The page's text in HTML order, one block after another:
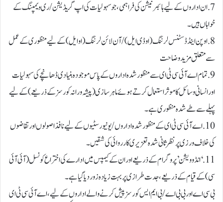
7. ان اداروں کے لیے ہائبرنیشن کی فراہمی، جو سہولیات کی اپ گریڈیشن/ ری ویمپنگ کے
خواہاں ہیں۔
8. اوپن اینڈ ڈسٹنس لرننگ (او ڈی ایل)/آن لائن لرننگ (او ایل) کے لیے منظوری کے عمل
سے متعلق مزید وضاحت
9. تمام اے آئی سی ٹی ای سے منظور شدہ اداروں کے پاس موجودہ بنیادی ڈھانچے کی سہولیات
اور انسانی وسائل کا موثر استعمال کرتے ہوئے ماہر سازی (پیشہ ورانہ کورسز کے ذریعے) کے لیے
پہلے سے طے شدہ منظوری ہے۔
10. اے آئی سی ٹی ای کے منظور شدہ اداروں/یونیورسٹیوں کے لیے نافذ اصولوں اور تقاضوں
کی خلاف ورزی پر نظر ثانی شدہ تعزیری کارروائی کی شقیں۔
11. ‘انڈوویشن’ پروگرام کے ذریعے اور ان کے کیمپس میں ادارے کی اختراع کونسل (آئی آئی
سی) کے قیام کے ذریعے، جدت طرازی پر بہت زیادہ زور دیا گیا ہے۔
بی سی اے اور بی بی اے/ بی ایم ایس کورسز پیش کرنے والے اداروں کے لیے، اے آئی سی ٹی ای